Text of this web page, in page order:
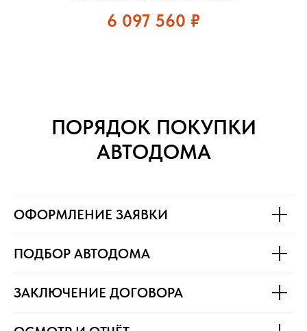
6 097 560 ₽
ПОРЯДОК ПОКУПКИ
АВТОДОМА
ОФОРМЛЕНИЕ ЗАЯВКИ
ПОДБОР АВТОДОМА
ЗАКЛЮЧЕНИЕ ДОГОВОРА